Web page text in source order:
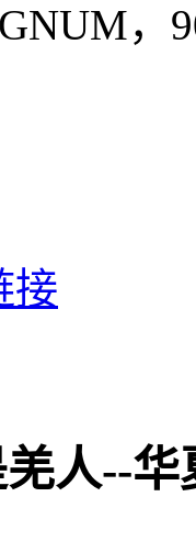
，
接
人--